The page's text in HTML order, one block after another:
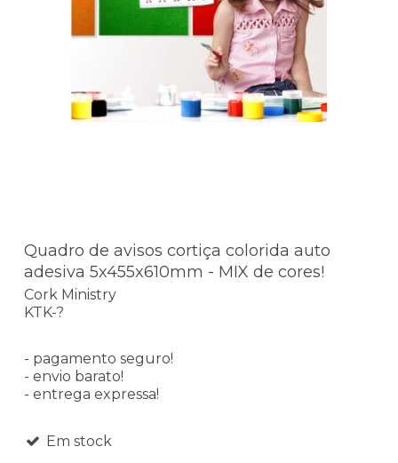
Quadro de avisos cortiça colorida auto
adesiva 5x455x610mm - MIX de cores!
Cork Ministry
KTK-?
- pagamento seguro!
- envio barato!
- entrega expressa!
Em stock